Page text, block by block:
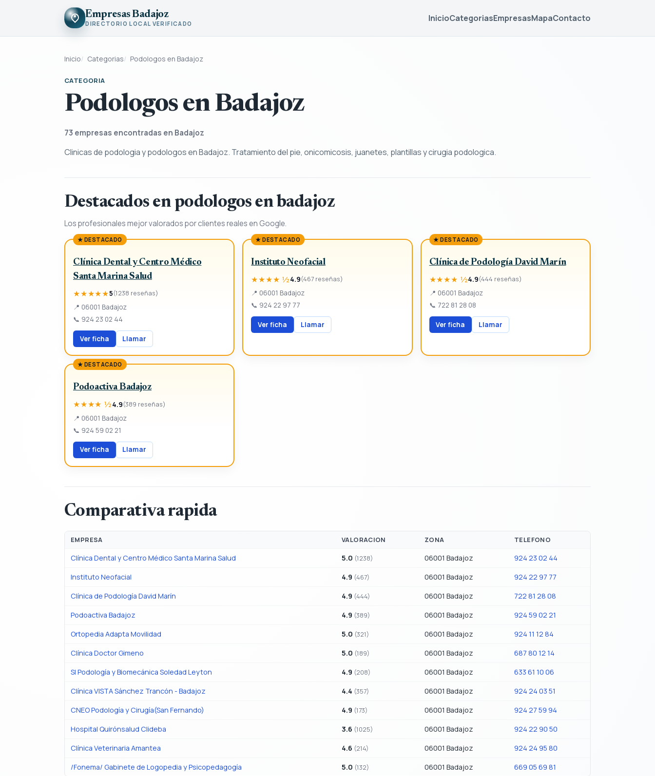
Empresas Badajoz
DIRECTORIO LOCAL VERIFICADO
InicioCategoriasEmpresasMapaContacto
Inicio Categorias Podologos en Badajoz
CATEGORIA
Podologos en Badajoz
73 empresas encontradas en Badajoz
Clinicas de podologia y podologos en Badajoz. Tratamiento del pie, onicomicosis, juanetes, plantillas y cirugia podologica.
Destacados en podologos en badajoz
Los profesionales mejor valorados por clientes reales en Google.
★ DESTACADO
Clínica Dental y Centro Médico
Santa Marina Salud
★★★★★5(1238 reseñas)
📍 06001 Badajoz
📞 924 23 02 44
Ver ficha Llamar
★ DESTACADO
Instituto Neofacial
★★★★ ½4.9(467 reseñas)
📍 06001 Badajoz
📞 924 22 97 77
Ver ficha Llamar
★ DESTACADO
Clínica de Podología David Marín
★★★★ ½4.9(444 reseñas)
📍 06001 Badajoz
📞 722 81 28 08
Ver ficha Llamar
★ DESTACADO
Podoactiva Badajoz
★★★★ ½4.9(389 reseñas)
📍 06001 Badajoz
📞 924 59 02 21
Ver ficha Llamar
Comparativa rapida
EMPRESA VALORACION ZONA TELEFONO
Clínica Dental y Centro Médico Santa Marina Salud 5.0 (1238) 06001 Badajoz 924 23 02 44
Instituto Neofacial 4.9 (467) 06001 Badajoz 924 22 97 77
Clínica de Podología David Marín 4.9 (444) 06001 Badajoz 722 81 28 08
Podoactiva Badajoz 4.9 (389) 06001 Badajoz 924 59 02 21
Ortopedia Adapta Movilidad 5.0 (321) 06001 Badajoz 924 11 12 84
Clínica Doctor Gimeno 5.0 (189) 06001 Badajoz 687 80 12 14
Sl Podología y Biomecánica Soledad Leyton 4.9 (208) 06001 Badajoz 633 61 10 06
Clínica VISTA Sánchez Trancón - Badajoz 4.4 (357) 06001 Badajoz 924 24 03 51
CNEO Podología y Cirugía(San Fernando) 4.9 (173) 06001 Badajoz 924 27 59 94
Hospital Quirónsalud Clideba 3.6 (1025) 06001 Badajoz 924 22 90 50
Clínica Veterinaria Amantea 4.6 (214) 06001 Badajoz 924 24 95 80
/Fonema/ Gabinete de Logopedia y Psicopedagogía 5.0 (132) 06001 Badajoz 669 05 69 81